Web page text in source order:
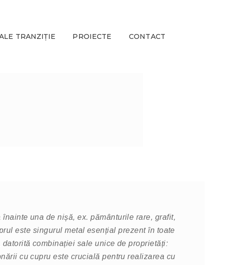
TRANZIȚIE PROIECTE CONTACT
una de nișă, ex. pământurile rare, grafit,
este singurul metal esențial prezent în toate
combinației sale unice de proprietăți:
cu cupru este crucială pentru realizarea cu